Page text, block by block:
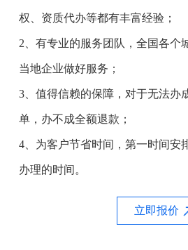
权、资质代办等都有丰富经验；
2、有专业的服务团队，全国各个
当地企业做好服务；
3、值得信赖的保障，对于无法办
单，办不成全额退款；
4、为客户节省时间，第一时间安
办理的时间。
立即报价